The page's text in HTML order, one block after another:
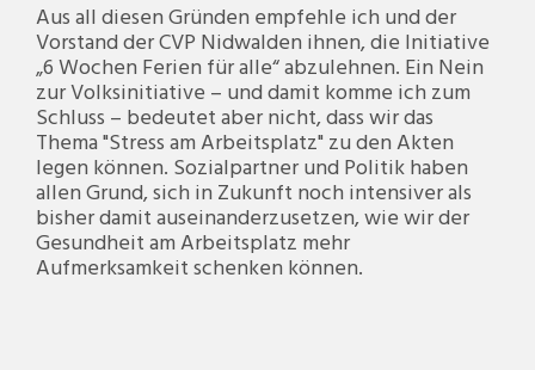
Aus all diesen Gründen empfehle ich und der
Vorstand der CVP Nidwalden ihnen, die Initiative
„6 Wochen Ferien für alle“ abzulehnen. Ein Nein
zur Volksinitiative – und damit komme ich zum
Schluss – bedeutet aber nicht, dass wir das
Thema "Stress am Arbeitsplatz" zu den Akten
legen können. Sozialpartner und Politik haben
allen Grund, sich in Zukunft noch intensiver als
bisher damit auseinanderzusetzen, wie wir der
Gesundheit am Arbeitsplatz mehr
Aufmerksamkeit schenken können.